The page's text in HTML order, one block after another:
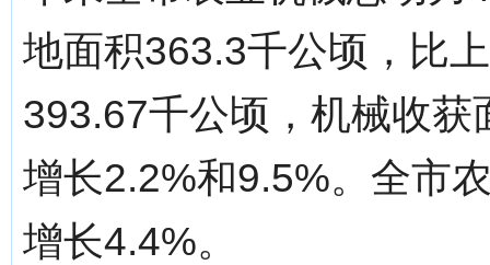
地面积363.3千公顷，比
393.67千公顷，机械收
增长2.2%和9.5%。全市
增长4.4%。